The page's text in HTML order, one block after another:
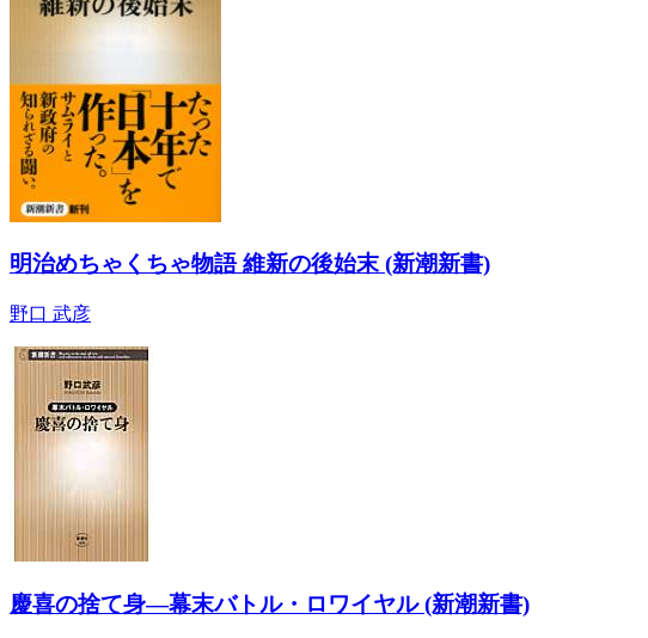
明治めちゃくちゃ物語 維新の後始末 (新潮新書)
野口 武彦
慶喜の捨て身―幕末バトル・ロワイヤル (新潮新書)